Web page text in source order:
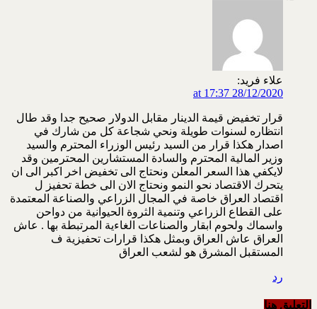
علاء فريد:
28/12/2020 at 17:37
قرار تخفيض قيمة الدينار مقابل الدولار صحيح جدا وقد طال
انتظاره لسنوات طويلة ونحي شجاعة كل من شارك في
اصدار هكذا قرار من السيد رئيس الوزراء المحترم والسيد
وزير المالية المحترم والسادة المستشارين المحترمين وقد
لايكفي هذا السعر المعلن ونحتاج الى تخفيض اخر اكبر الى ان
يتحرك الاقتصاد نحو النمو ونحتاج الان الى خطة تحفيز ل
اقتصاد العراق خاصة في المجال الزراعي والصناعة المعتمدة
على القطاع الزراعي وتنمية الثروة الحيوانية من دواحن
واسماك ولحوم ابقار والصناعات الغاءية المرتبطة بها . عاش
العراق عاش العراق وبمثل هكذا قرارات تحفيزية ف
المستقبل المشرق هو لشعب العراق
رد
التعليق هنا